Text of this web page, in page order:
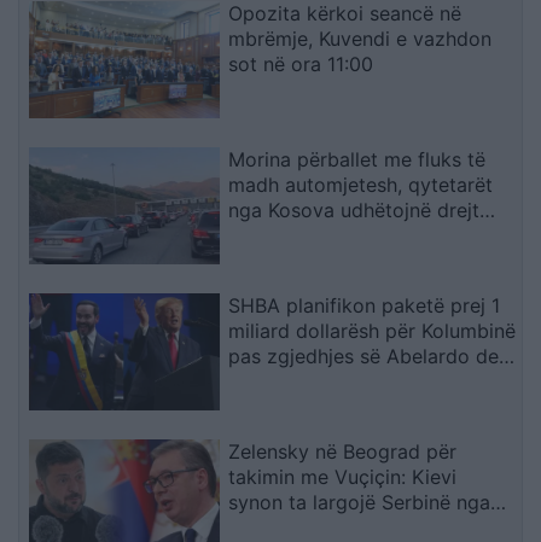
Opozita kërkoi seancë në
mbrëmje, Kuvendi e vazhdon
sot në ora 11:00
Morina përballet me fluks të
madh automjetesh, qytetarët
nga Kosova udhëtojnë drejt
SHBA planifikon paketë prej 1
miliard dollarësh për Kolumbinë
pas zgjedhjes së Abelardo de
Zelensky në Beograd për
takimin me Vuçiçin: Kievi
synon ta largojë Serbinë nga